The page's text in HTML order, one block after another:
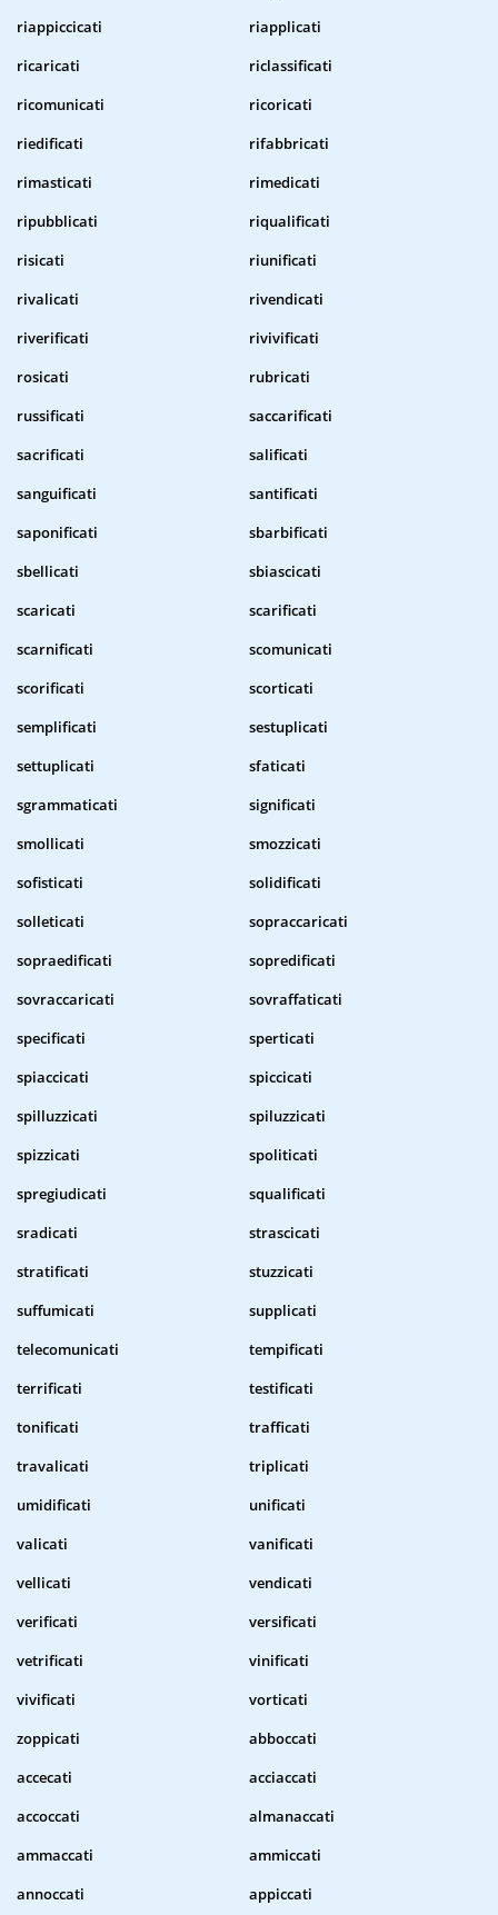
riappiccicati
riapplicati
ricaricati
riclassificati
ricomunicati
ricoricati
riedificati
rifabbricati
rimasticati
rimedicati
ripubblicati
riqualificati
risicati
riunificati
rivalicati
rivendicati
riverificati
rivivificati
rosicati
rubricati
russificati
saccarificati
sacrificati
salificati
sanguificati
santificati
saponificati
sbarbificati
sbellicati
sbiascicati
scaricati
scarificati
scarnificati
scomunicati
scorificati
scorticati
semplificati
sestuplicati
settuplicati
sfaticati
sgrammaticati
significati
smollicati
smozzicati
sofisticati
solidificati
solleticati
sopraccaricati
sopraedificati
sopredificati
sovraccaricati
sovraffaticati
specificati
sperticati
spiaccicati
spiccicati
spilluzzicati
spiluzzicati
spizzicati
spoliticati
spregiudicati
squalificati
sradicati
strascicati
stratificati
stuzzicati
suffumicati
supplicati
telecomunicati
tempificati
terrificati
testificati
tonificati
trafficati
travalicati
triplicati
umidificati
unificati
valicati
vanificati
vellicati
vendicati
verificati
versificati
vetrificati
vinificati
vivificati
vorticati
zoppicati
abboccati
accecati
acciaccati
accoccati
almanaccati
ammaccati
ammiccati
annoccati
appiccati